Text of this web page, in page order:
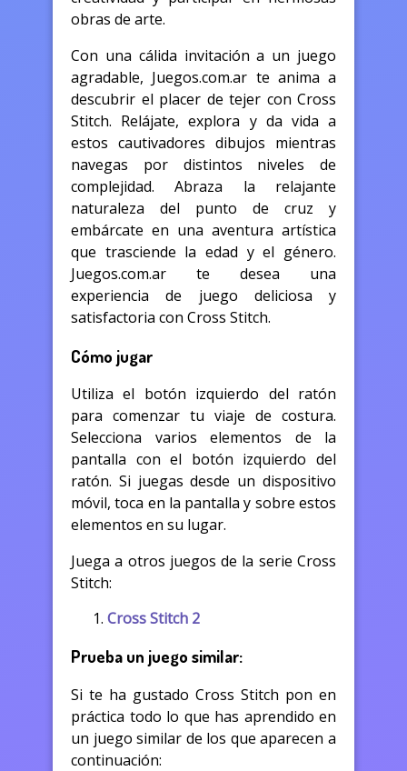
obras de arte.
Con una cálida invitación a un juego
agradable, Juegos.com.ar te anima a
descubrir el placer de tejer con Cross
Stitch. Relájate, explora y da vida a
estos cautivadores dibujos mientras
navegas por distintos niveles de
complejidad. Abraza la relajante
naturaleza del punto de cruz y
embárcate en una aventura artística
que trasciende la edad y el género.
Juegos.com.ar te desea una
experiencia de juego deliciosa y
satisfactoria con Cross Stitch.
Cómo jugar
Utiliza el botón izquierdo del ratón
para comenzar tu viaje de costura.
Selecciona varios elementos de la
pantalla con el botón izquierdo del
ratón. Si juegas desde un dispositivo
móvil, toca en la pantalla y sobre estos
elementos en su lugar.
Juega a otros juegos de la serie Cross
Stitch:
Cross Stitch 2
Prueba un juego similar:
Si te ha gustado Cross Stitch pon en
práctica todo lo que has aprendido en
un juego similar de los que aparecen a
continuación: